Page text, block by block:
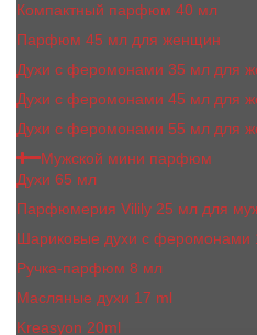
Компактный парфюм 40 мл
Парфюм 45 мл для женщин
Духи с феромонами 35 мл для
Духи с феромонами 45 мл для
Духи с феромонами 55 мл для
Мужской мини парфюм
Духи 65 мл
Парфюмерия Vilily 25 мл для
Шариковые духи с феромонами
Ручка-парфюм 8 мл
Масляные духи 17 ml
Kreasyon 20ml